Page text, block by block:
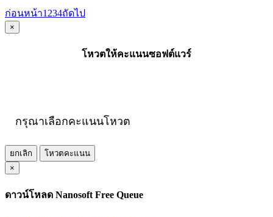
ก่อนหน้า1 234ถัดไป
×
โหวตให้คะแนนซอฟต์แวร์
กรุณาเลือกคะแนนโหวต
ยกเลิก
โหวตคะแนน
×
ดาวน์โหลด Nanosoft Free Queue